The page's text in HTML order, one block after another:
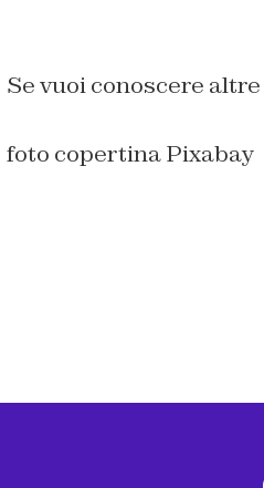
Se vuoi conoscere altre
foto copertina Pixabay